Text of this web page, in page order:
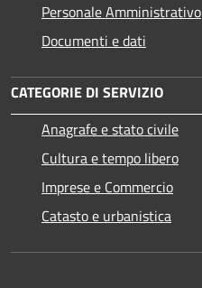
Personale Amministrativo
Documenti e dati
CATEGORIE DI SERVIZIO
Anagrafe e stato civile
Cultura e tempo libero
Imprese e Commercio
Catasto e urbanistica